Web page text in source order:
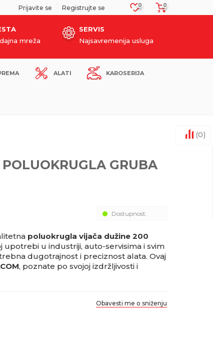
SIGURNO PLAĆANJE PLATNIM KARTICAMA! 0
0
Prijavite se Registrujte se
mreža
SERVIS
Najsavremenija usluga
ALATI KAROSERIJA
GRUBA
Dostupnost:
poluokrugla vijača dužine 200
upotrebi u industriji, auto-servisima i svim
dugotrajnost i preciznost alata. Ovaj
, poznate po svojoj izdržljivosti i
Obavesti me o sniženju
(0)